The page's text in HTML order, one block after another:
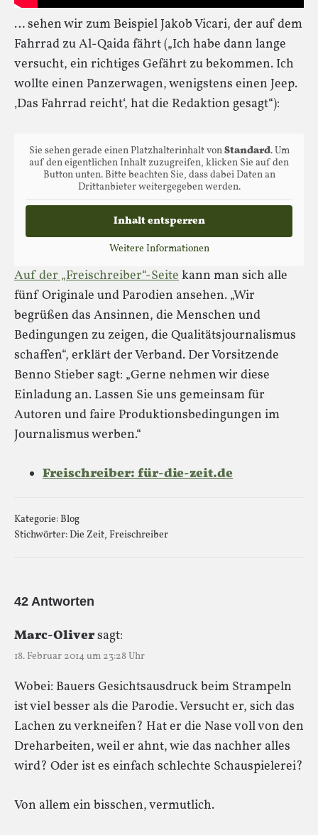
… sehen wir zum Beispiel Jakob Vicari, der auf dem
Fahrrad zu Al-Qaida fährt („Ich habe dann lange
versucht, ein richtiges Gefährt zu bekommen. Ich
wollte einen Panzerwagen, wenigstens einen Jeep.
‚Das Fahrrad reicht‘, hat die Redaktion gesagt“):
Sie sehen gerade einen Platzhalterinhalt vonStandard. Um
auf den eigentlichen Inhalt zuzugreifen, klicken Sie auf den
Button unten. Bitte beachten Sie, dass dabei Daten an
Drittanbieter weitergegeben werden.
Inhalt entsperren
Weitere Informationen
Auf der „Freischreiber“-Seitekann man sich alle
fünf Originale und Parodien ansehen. „Wir
begrüßen das Ansinnen, die Menschen und
Bedingungen zu zeigen, die Qualitätsjournalismus
schaffen“, erklärt der Verband. Der Vorsitzende
Benno Stieber sagt: „Gerne nehmen wir diese
Einladung an. Lassen Sie uns gemeinsam für
Autoren und faire Produktionsbedingungen im
Journalismus werben.“
Freischreiber: für-die-zeit.de
Kategorie:Blog
Stichwörter:Die Zeit, Freischreiber
42 Antworten
Marc-Oliversagt:
18. Februar 2014 um 23:28 Uhr
Wobei: Bauers Gesichtsausdruck beim Strampeln
ist viel besser als die Parodie. Versucht er, sich das
Lachen zu verkneifen? Hat er die Nase voll von den
Dreharbeiten, weil er ahnt, wie das nachher alles
wird? Oder ist es einfach schlechte Schauspielerei?
Von allem ein bisschen, vermutlich.